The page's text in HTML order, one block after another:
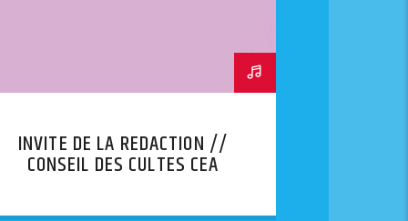
INVITE DE LA REDACTION //
CONSEIL DES CULTES CEA